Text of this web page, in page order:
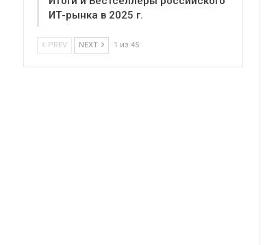
ИТ-рынка в 2025 г.
PREV NEXT 1 из 45